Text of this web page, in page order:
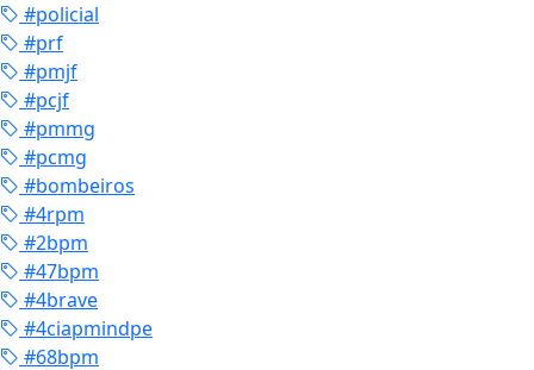
#policial
#prf
#pmjf
#pcjf
#pmmg
#pcmg
#bombeiros
#4rpm
#2bpm
#47bpm
#4brave
#4ciapmindpe
#68bpm